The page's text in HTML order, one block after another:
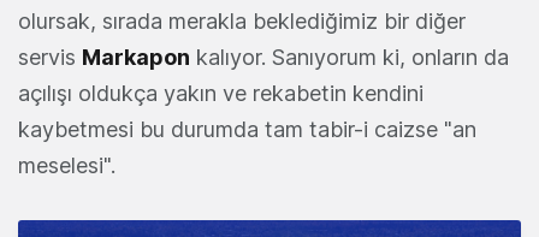
olursak, sırada merakla beklediğimiz bir diğer
servis Markapon kalıyor. Sanıyorum ki, onların da
açılışı oldukça yakın ve rekabetin kendini
kaybetmesi bu durumda tam tabir-i caizse "an
meselesi".